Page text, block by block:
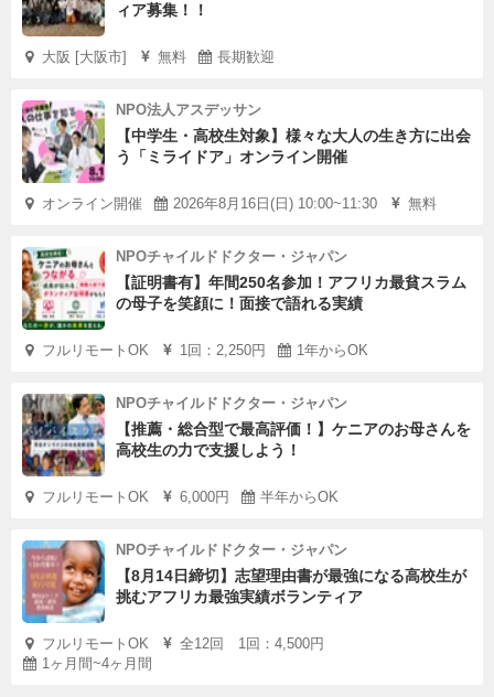
ィア募集！！
大阪 [大阪市] 無料 長期歓迎
NPO法人アスデッサン
【中学生・高校生対象】様々な大人の生き方に出会
う「ミライドア」オンライン開催
オンライン開催 2026年8月16日(日) 10:00~11:30 無料
NPOチャイルドドクター・ジャパン
【証明書有】年間250名参加！アフリカ最貧スラム
の母子を笑顔に！面接で語れる実績
フルリモートOK 1回：2,250円 1年からOK
NPOチャイルドドクター・ジャパン
【推薦・総合型で最高評価！】ケニアのお母さんを
高校生の力で支援しよう！
フルリモートOK 6,000円 半年からOK
NPOチャイルドドクター・ジャパン
【8月14日締切】志望理由書が最強になる高校生が
挑むアフリカ最強実績ボランティア
フルリモートOK
全12回 1回：4,500円
1ヶ月間~4ヶ月間